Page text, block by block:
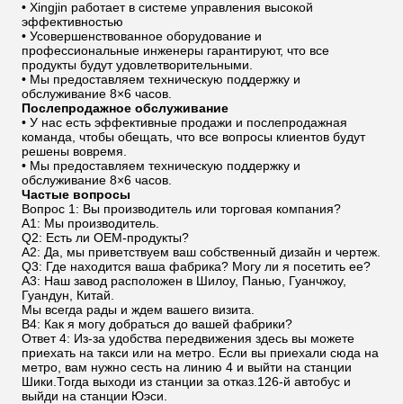
• Xingjin работает в системе управления высокой
эффективностью
• Усовершенствованное оборудование и
профессиональные инженеры гарантируют, что все
продукты будут удовлетворительными.
• Мы предоставляем техническую поддержку и
обслуживание 8×6 часов.
Послепродажное обслуживание
• У нас есть эффективные продажи и послепродажная
команда, чтобы обещать, что все вопросы клиентов будут
решены вовремя.
• Мы предоставляем техническую поддержку и
обслуживание 8×6 часов.
Частые вопросы
Вопрос 1: Вы производитель или торговая компания?
A1: Мы производитель.
Q2: Есть ли OEM-продукты?
A2: Да, мы приветствуем ваш собственный дизайн и чертеж.
Q3: Где находится ваша фабрика? Могу ли я посетить ее?
A3: Наш завод расположен в Шилоу, Панью, Гуанчжоу,
Гуандун, Китай.
Мы всегда рады и ждем вашего визита.
В4: Как я могу добраться до вашей фабрики?
Ответ 4: Из-за удобства передвижения здесь вы можете
приехать на такси или на метро. Если вы приехали сюда на
метро, вам нужно сесть на линию 4 и выйти на станции
Шики.Тогда выходи из станции за отказ.126-й автобус и
выйди на станции Юэси.